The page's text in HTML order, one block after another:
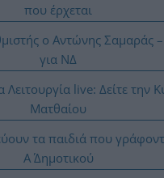
που έρχεται
ο Αντώνης Σαμαράς –
για ΝΔ
live: Δείτε την
Ματθαίου
τα παιδιά που
Α΄ Δημοτικού